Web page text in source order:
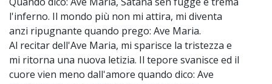
l'inferno. Il mondo più non mi attira, mi diventa
anzi ripugnante quando prego: Ave Maria.
Al recitar dell'Ave Maria, mi sparisce la tristezza e
mi ritorna una nuova letizia. Il tepore svanisce ed il
cuore vien meno dall'amore quando dico: Ave